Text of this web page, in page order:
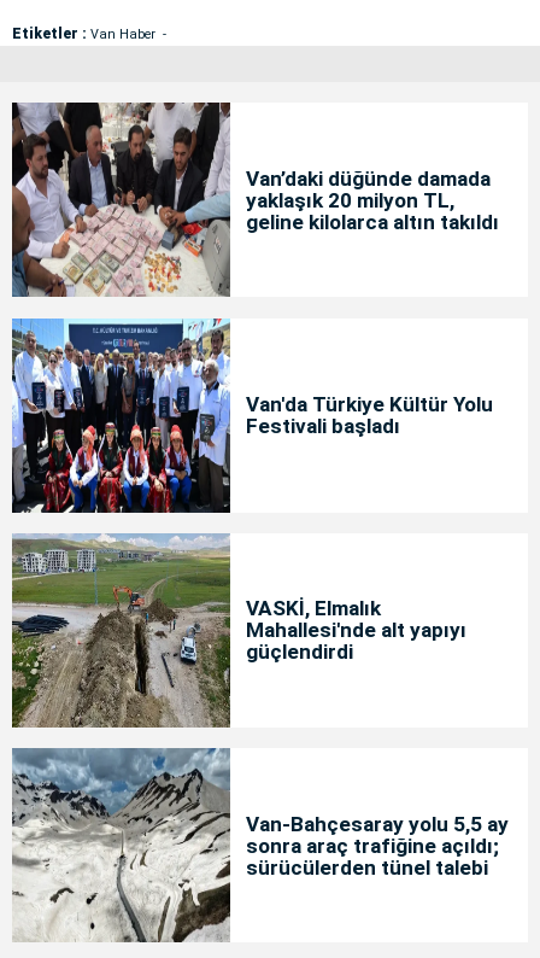
Etiketler : Van Haber
Van’daki düğünde damada
yaklaşık 20 milyon TL,
geline kilolarca altın takıldı
Van'da Türkiye Kültür Yolu
Festivali başladı
VASKİ, Elmalık
Mahallesi'nde alt yapıyı
güçlendirdi
Van-Bahçesaray yolu 5,5 ay
sonra araç trafiğine açıldı;
sürücülerden tünel talebi